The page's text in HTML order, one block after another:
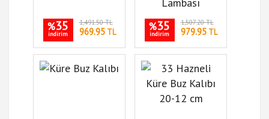
%35
indirim
1,491.50 TL
969.95TL %35
indirim
1,507.20 TL
979.95TL